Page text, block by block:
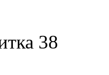
38